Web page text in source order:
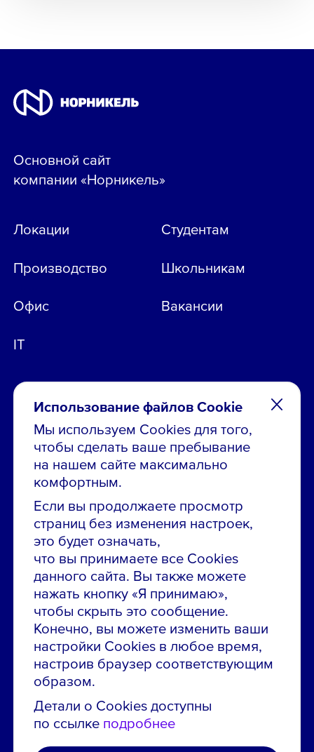
Использование файлов Cookie
Мы используем Cookies для того,
чтобы сделать ваше пребывание
на нашем сайте максимально
комфортным.
Если вы продолжаете просмотр
страниц без изменения настроек,
это будет означать,
что вы принимаете все Cookies
данного сайта. Вы также можете
нажать кнопку «Я принимаю»,
чтобы скрыть это сообщение.
Конечно, вы можете изменить ваши
настройки Cookies в любое время,
настроив браузер соответствующим
образом.
Детали о Cookies доступны
по ссылке подробнее
Остались вопросы по вакансиям?
Звони в контакт-центр:
8 800 700-19-43
Основной сайт
компании «Норникель»
Локации
Производство
Офис
IT
Студентам
Школьникам
Вакансии
Сообщить об ошибке на сайте
ПАО «ГМК «Норильский никель»
Использование материалов сайта
без согласования запрещено.
Российская Федерация, 123112, г. Москва, 1-й
Красногвардейский проезд., д. 15
Политика конфиденциальности
Политика использования файлов cookie
Пользовательское соглашение об использовании
сайта